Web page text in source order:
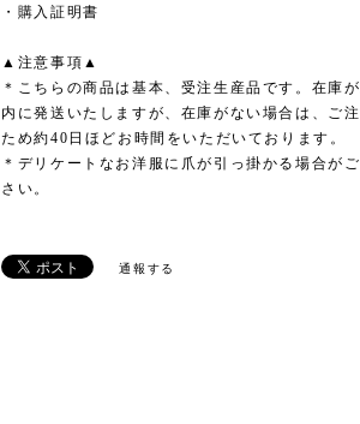
・購入証明書
▲注意事項▲
＊こちらの商品は基本、受注生産品です。在庫
内に発送いたしますが、在庫がない場合は、ご
ため約40日ほどお時間をいただいております。
＊デリケートなお洋服に爪が引っ掛かる場合が
さい。
通報する